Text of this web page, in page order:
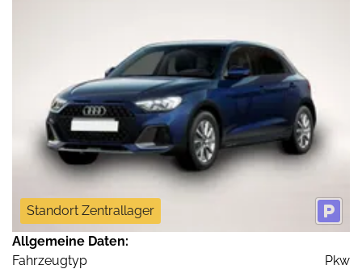
Standort Zentrallager
Allgemeine Daten:
Fahrzeugtyp
Pkw